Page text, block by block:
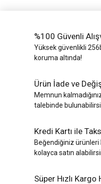
%100 Güvenli
Yüksek güvenlikli
koruma altında!
Ürün İade ve
Memnun
talebinde
Kredi Kartı ile
Beğendiğiniz ürünleri
kolayca satın
Süper Hızlı